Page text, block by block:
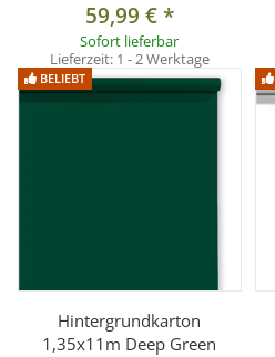
59,99 €*
Sofort lieferbar
Lieferzeit: 1 - 2 Werktage
BELIEBT
Hintergrundkarton
1,35x11m Deep Green